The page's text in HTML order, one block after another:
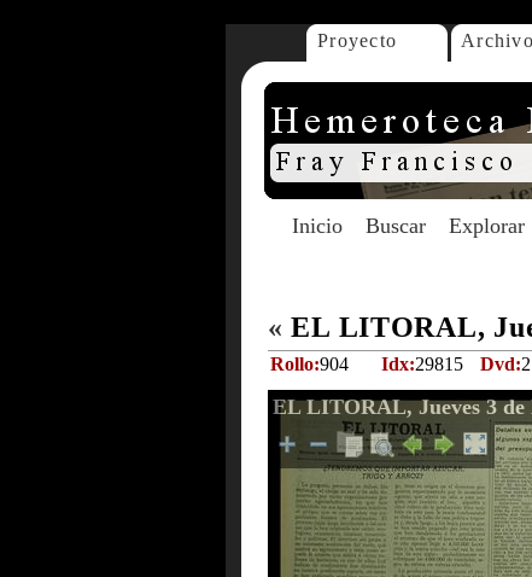
Proyecto Archivo
Inicio Buscar Explorar
« EL LITORAL,
Rollo:904 Idx:29815 Dvd:
EL LITORAL, Jueves 3 de